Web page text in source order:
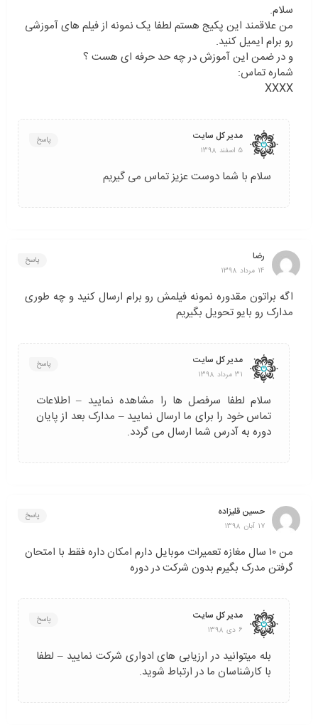
سلام.
من علاقمند این پکیج هستم لطفا یک نمونه از فیلم های آموزشی
رو برام ایمیل کنید.
و در ضمن این آموزش در چه حد حرفه ای هست ؟
شماره تماس:
XXXX
مدیر کل سایت
5 اسفند 1398
پاسخ
سلام با شما دوست عزیز تماس می گیریم
رضا
14 مرداد 1398
پاسخ
اگه براتون مقدوره نمونه فیلمش رو برام ارسال کنید و چه طوری
مدارک رو بایو تحویل بگیریم
مدیر کل سایت
31 مرداد 1398
پاسخ
سلام لطفا سرفصل ها را مشاهده نمایید – اطلاعات
تماس خود را برای ما ارسال نمایید – مدارک بعد از پایان
دوره به آدرس شما ارسال می گردد.
حسین قلیزاده
17 آبان 1398
پاسخ
من ۱۰ سال مغازه تعمیرات موبایل دارم امکان داره فقط با امتحان
گرفتن مدرک بگیرم بدون شرکت در دوره
مدیر کل سایت
6 دی 1398
پاسخ
بله میتوانید در ارزیابی های ادواری شرکت نمایید – لطفا
با کارشناسان ما در ارتباط شوید.